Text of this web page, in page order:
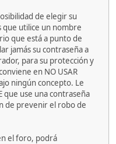
de elegir su
que utilice un nombre
que está a punto de
jamás su contraseña a
para su protección y
en NO USAR
ningún concepto. Le
que use una contraseña
de prevenir el robo de
el foro, podrá